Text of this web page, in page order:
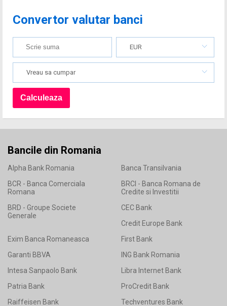
Convertor valutar banci
EUR
Vreau sa cumpar
Bancile din Romania
Alpha Bank Romania
Banca Transilvania
BCR - Banca Comerciala
Romana
BRCI - Banca Romana de
Credite si Investitii
BRD - Groupe Societe
Generale
CEC Bank
Credit Europe Bank
Exim Banca Romaneasca
First Bank
Garanti BBVA
ING Bank Romania
Intesa Sanpaolo Bank
Libra Internet Bank
Patria Bank
ProCredit Bank
Raiffeisen Bank
Techventures Bank